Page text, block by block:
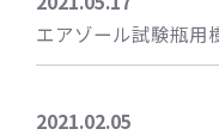
エアゾール試験瓶用
2021.02.05